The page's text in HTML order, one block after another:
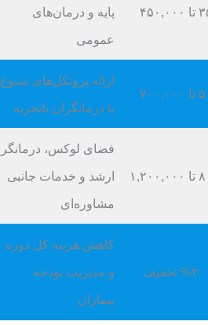
پایه و درمان‌های
عمومی
ارائه پروتکل‌های متنوع
با درمانگران باتجربه
فضای لوکس، درمانگر
ارشد و خدمات جانبی
مشاوره‌ای
کاهش هزینه کل دوره
و مدیریت بودجه
بیماران